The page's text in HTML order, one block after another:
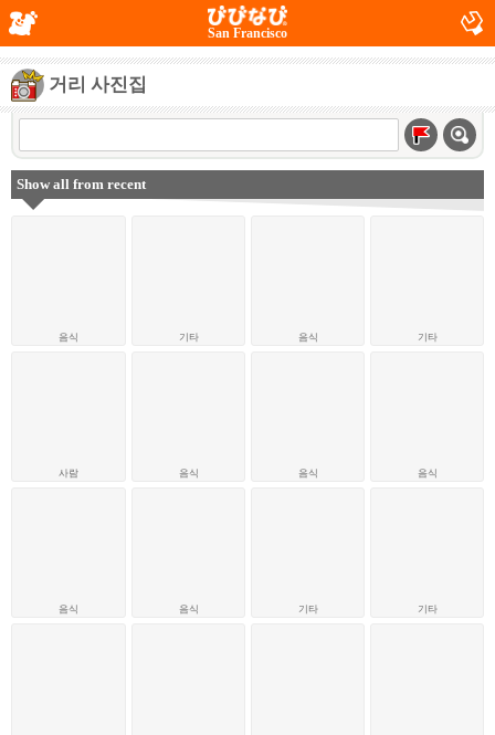
San Francisco
거리 사진집
Show all from recent
음식
사람
음식
기타
음식
음식
음식
음식
기타
기타
음식
기타